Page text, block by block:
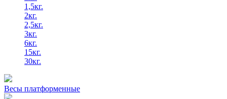
1,5кг.
2кг.
2,5кг.
3кг.
6кг.
15кг.
30кг.
Весы платформенные